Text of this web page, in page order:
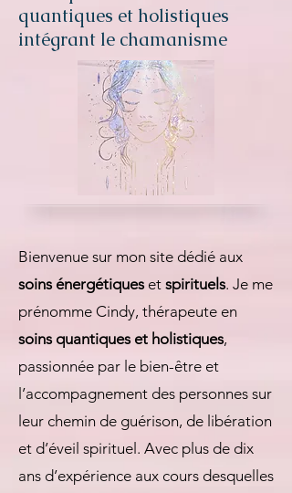
quantiques et holistiques
intégrant le chamanisme
Bienvenue sur mon site dédié aux
soins énergétiqueset spirituels. Je me
prénomme Cindy, thérapeute en
soins quantiques et holistiques,
passionnée par le bien-être et
l’accompagnement des personnes sur
leur chemin de guérison, de libération
et d’éveil spirituel. Avec plus de dix
ans d’expérience aux cours desquelles